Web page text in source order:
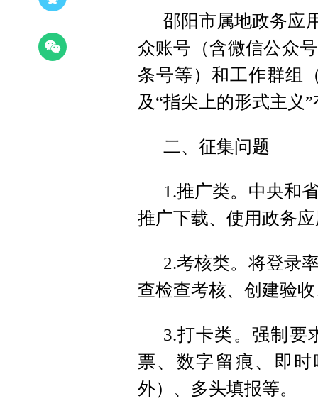
邵阳市属地政务应
众账号（含微信公众
条号等）和工作群组
及“指尖上的形式主义
二、征集问题
1.推广类。中央和
推广下载、使用政务
2.考核类。将登录
查检查考核、创建验
3.打卡类。强制要
票、数字留痕、即
外）、多头填报等。